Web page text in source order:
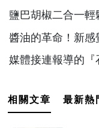
鹽巴胡椒二合一輕
醬油的革命！新感
媒體接連報導的『
相關文章 最新熱